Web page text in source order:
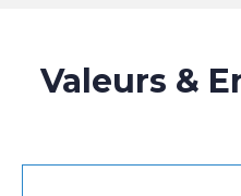
Valeurs &